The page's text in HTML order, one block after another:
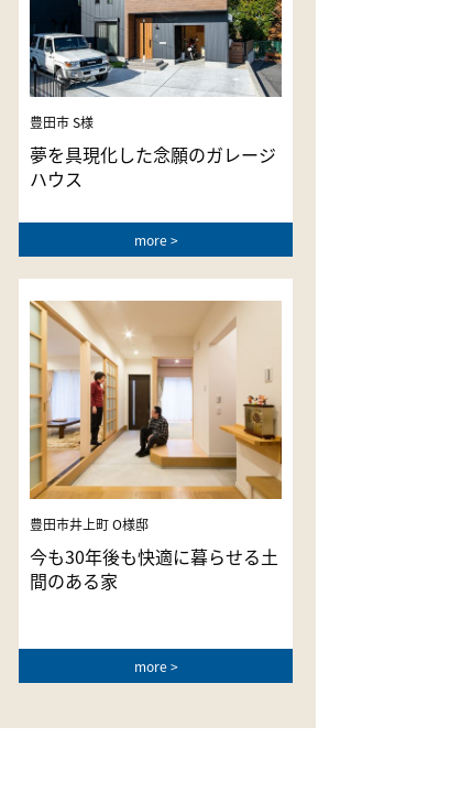
豊田市 S様
夢を具現化した念願のガレージ
ハウス
more
豊田市井上町 O様邸
今も30年後も快適に暮らせる土
間のある家
more